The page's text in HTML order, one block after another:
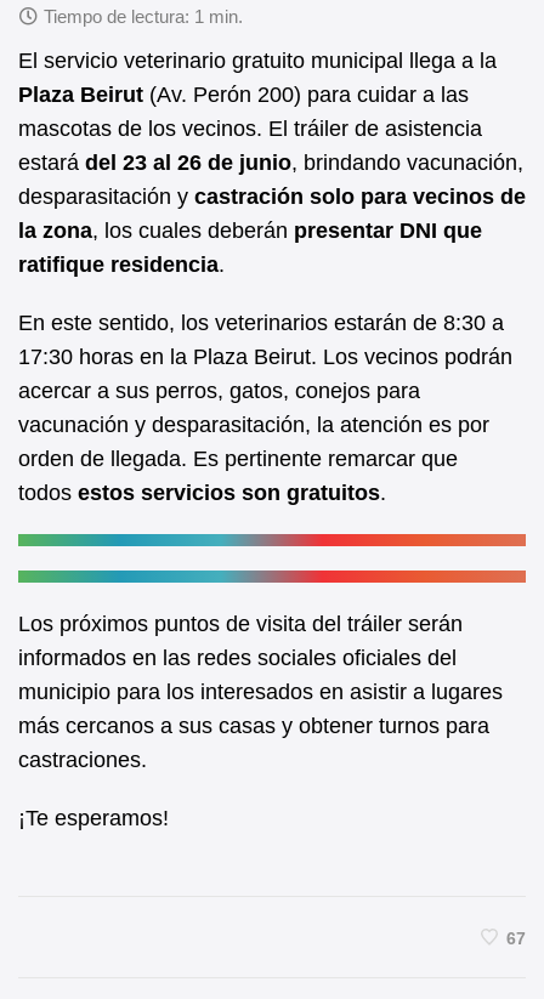
c
e
b
o
o
k
at
s
A
p
p
El servicio veterinario gratuito municipal llega a la
Plaza Beirut (Av. Perón 200) para cuidar a las
mascotas de los vecinos. El tráiler de asistencia
estará del 23 al 26 de junio, brindando vacunación,
desparasitación y castración solo para vecinos de
la zona, los cuales deberán presentar DNI que
ratifique residencia.
En este sentido, los veterinarios estarán de 8:30 a
17:30 horas en la Plaza Beirut. Los vecinos podrán
acercar a sus perros, gatos, conejos para
vacunación y desparasitación, la atención es por
orden de llegada. Es pertinente remarcar que
todos estos servicios son gratuitos.
Los próximos puntos de visita del tráiler serán
informados en las redes sociales oficiales del
municipio para los interesados en asistir a lugares
más cercanos a sus casas y obtener turnos para
castraciones.
¡Te esperamos!
67